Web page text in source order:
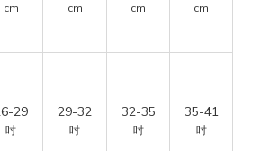
cm cm cm cm
29
吋
29-32
吋
32-35
吋
35-41
吋